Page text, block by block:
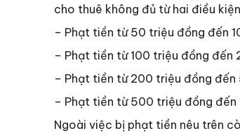
cho thuê không đủ từ hai điều
– Phạt tiền từ 50 triệu đồng đến
– Phạt tiền từ 100 triệu đồng đến
– Phạt tiền từ 200 triệu đồng đến
– Phạt tiền từ 500 triệu đồng
Ngoài việc bị phạt tiền nêu trên